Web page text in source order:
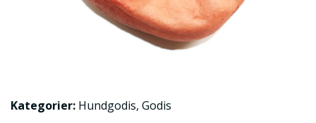
Kategorier: Hundgodis, Godis